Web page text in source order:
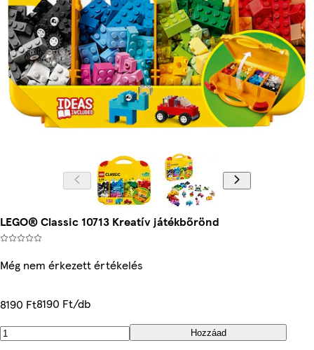
LEGO® Classic 10713 Kreatív játékbőrönd
Még nem érkezett értékelés
8190 Ft8190 Ft/db
Hozzáad